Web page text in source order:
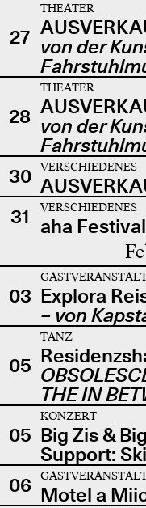
27
THEATER
von der
28
THEATER
von der
30
VERSCHIEDENES
31
VERSCHIEDENES
aha
03 Explora
– von
05
TANZ
THE IN
05
KONZERT
Big Zis &
Support:
06 Motel a